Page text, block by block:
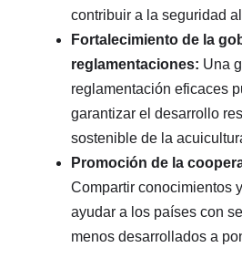
contribuir a la seguridad
Fortalecimiento de la
reglamentaciones: Una
reglamentación eficaces
garantizar el desarrollo
sostenible de la
Promoción de la
Compartir conocimientos
ayudar a los países con
menos desarrollados a